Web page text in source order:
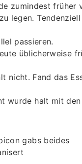
zumindest früher
legen.
passieren.
üblicherweise
nicht. Fand das
wurde halt mit
gabs beides